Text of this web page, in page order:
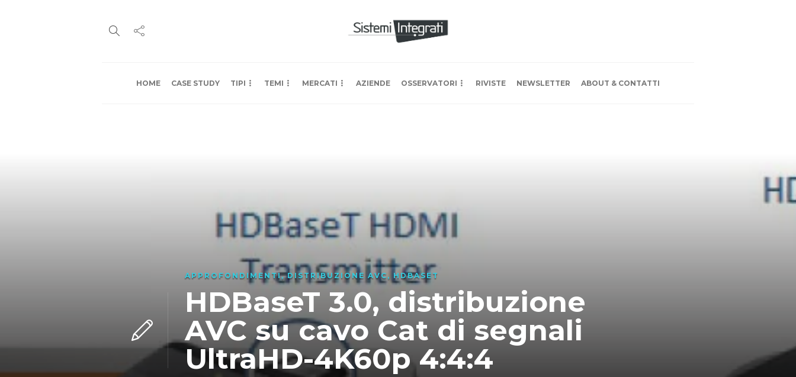
HOME CASE STUDY TIPI TEMI MERCATI AZIENDE OSSERVATORI RIVISTE NEWSLETTER ABOUT & CONTATTI
APPROFONDIMENTI,DISTRIBUZIONE AVC , HDBASET
HDBaseT 3.0, distribuzione
AVC su cavo Cat di segnali
UltraHD-4K60p 4:4:4